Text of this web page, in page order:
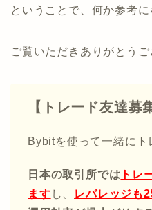
ということで、何か参考に
ご覧いただきありがとうご
【トレード友達募
Bybitを使って一緒にト
日本の取引所では トレ
ます し、 レバレッジも